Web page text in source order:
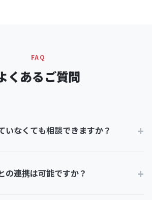
FAQ
くあるご質問
いなくても相談できますか？ +
わからない」という段階からご相談い
の連携は可能ですか？ +